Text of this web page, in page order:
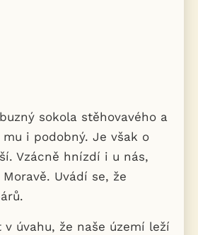
sokola stěhovavého a
i podobný. Je však o
Vzácně hnízdí i u nás,
Uvádí se, že
v úvahu, že naše území leží